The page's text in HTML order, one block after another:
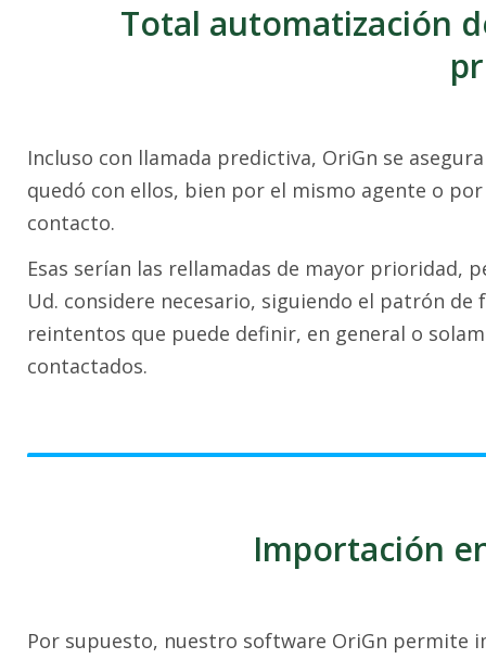
Total automatización
Incluso con llamada predictiva, OriGn se
quedó con ellos, bien por el mismo agente o
contacto.
Esas serían las rellamadas de mayor prioridad,
Ud. considere necesario, siguiendo el patrón
reintentos que puede definir, en general o
contactados.
Importación
Por supuesto, nuestro software OriGn permite